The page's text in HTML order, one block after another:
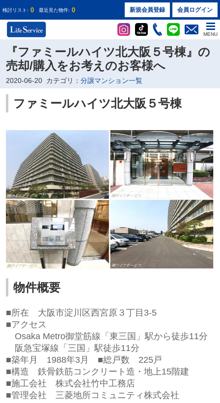
検討リスト: 0 最近見た物件: 0 新規会員登録 会員ログイン
MENU
『ファミールハイツ北大阪５号棟』の
売却/購入をお考えのお客様へ
2020-06-20 カテゴリ： 分譲マンション一覧
ファミールハイツ北大阪５号棟
物件概要
■所在 大阪市淀川区西宮原３丁目3-5
■アクセス
Osaka Metro御堂筋線「東三国」駅から徒歩11分
阪急宝塚線「三国」駅徒歩11分
■築年月 1988年3月 ■総戸数 225戸
■構造 鉄骨鉄筋コンクリート造・地上15階建
■施工会社 株式会社竹中工務店
■管理会社 三菱地所コミュニティ株式会社